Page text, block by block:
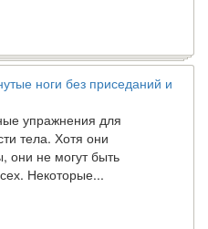
ноги без приседаний и
упражнения для
тела. Хотя они
не могут быть
Некоторые...